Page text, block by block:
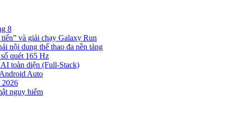
8
và giải chạy Galaxy Run
nội dung thể thao đa nền tảng
quét 165 Hz
toàn diện (Full-Stack)
Auto
2026
nguy hiểm